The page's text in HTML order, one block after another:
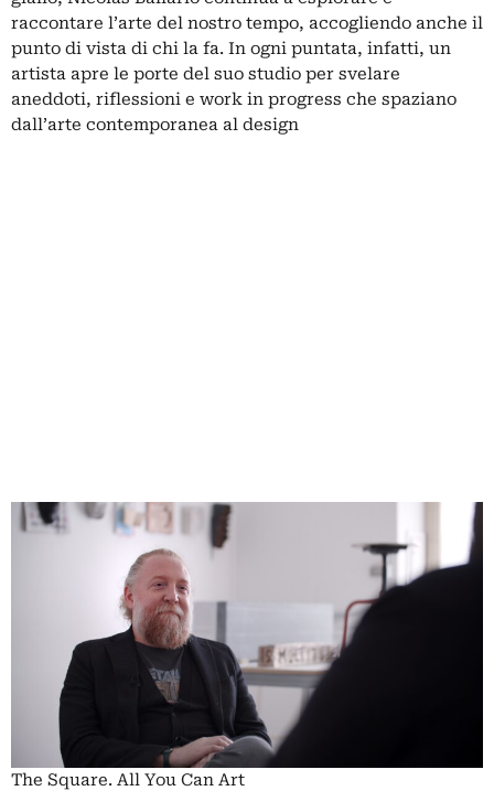
raccontare l’arte del nostro tempo, accogliendo anche il
punto di vista di chi la fa. In ogni puntata, infatti, un
artista apre le porte del suo studio per svelare
aneddoti, riflessioni e work in progress che spaziano
dall’arte contemporanea al design
The Square. All You Can Art